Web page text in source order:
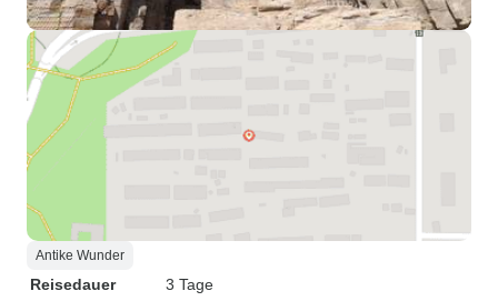
Antike Wunder
Reisedauer
3 Tage